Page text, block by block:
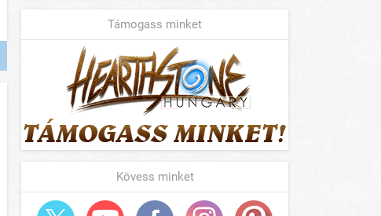
Támogass minket
Kövess minket